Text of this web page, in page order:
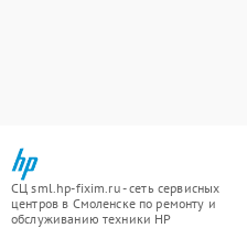
СЦ sml.hp-fixim.ru - сеть сервисных
центров в Смоленске по ремонту и
обслуживанию техники HP